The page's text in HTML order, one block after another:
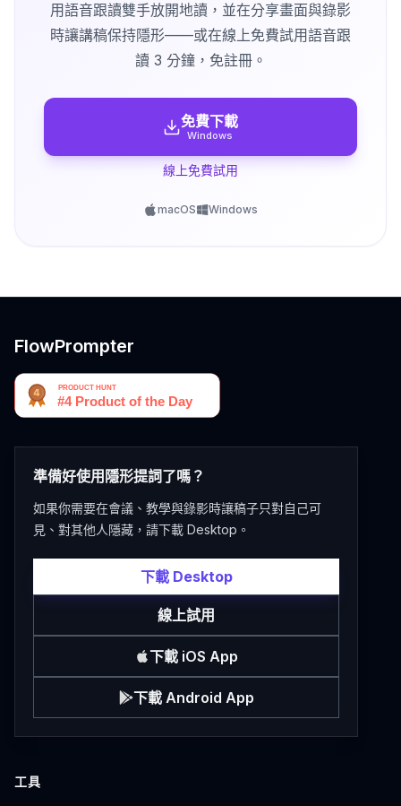
用語音跟讀雙手放開地讀，並在分享畫面與錄影
時讓講稿保持隱形——或在線上免費試用語音跟
讀 3 分鐘，免註冊。
免費下載
Windows
線上免費試用
macOS Windows
FlowPrompter
準備好使用隱形提詞了嗎？
如果你需要在會議、教學與錄影時讓稿子只對自己可
見、對其他人隱藏，請下載 Desktop。
下載 Desktop
線上試用
下載 iOS App
下載 Android App
工具